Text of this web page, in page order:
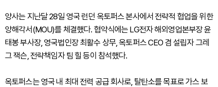
양사는 지난달 28일 영국 런던 옥토퍼스 본사에서 전략적 협업을 위한
양해각서(MOU)를 체결했다. 협약식에는 LG전자 해외영업본부장 윤
태봉 부사장, 영국법인장 최활수 상무, 옥토퍼스 CEO 겸 설립자 그레
그 잭슨, 전략책임자 팀 힐 등이 참석했다.
옥토퍼스는 영국 내 최대 전력 공급 회사로, 탈탄소를 목표로 가스 보